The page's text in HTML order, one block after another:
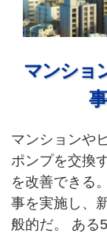
マンショ
マンションや
ポンプを交換
を改善できる
事を実施し、
般的だ。 ある